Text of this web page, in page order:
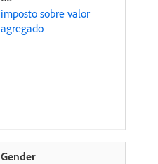
imposto sobre valor
agregado
Gender